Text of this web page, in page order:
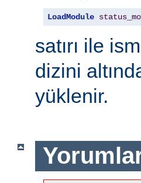
LoadModule
satırı ile
dizini
yüklenir.